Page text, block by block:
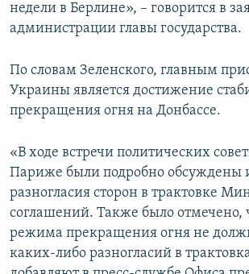
недели в Берлине», – говорится в
администрации главы государства.
По словам Зеленского, главным
Украины является достижение
прекращения огня на Донбассе.
«В ходе встречи политических
Париже были подробно
разногласия сторон в трактовке
соглашений. Также было отмечено,
режима прекращения огня не
каких-либо разногласий в